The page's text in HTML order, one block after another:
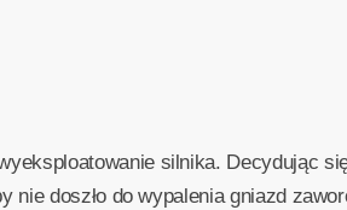
silnika. Decydując
doszło do wypalenia gniazd